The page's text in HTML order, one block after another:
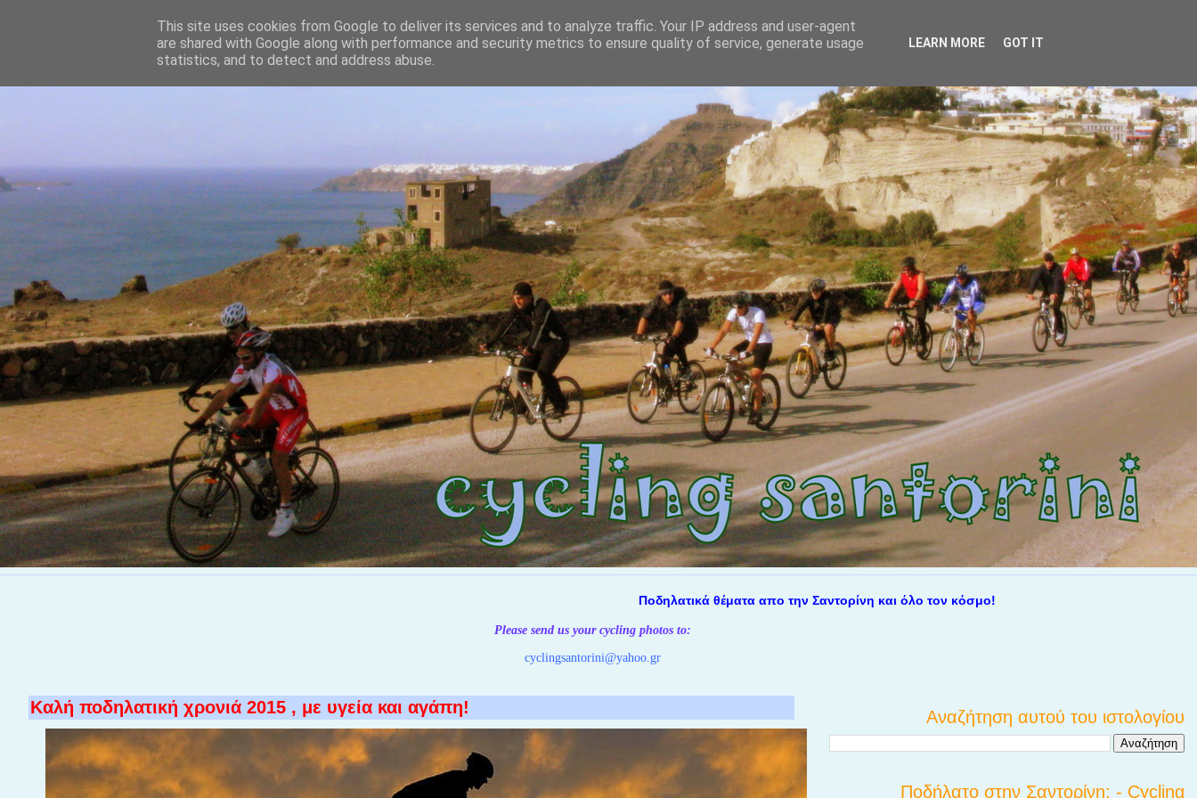
Ποδηλατικά θέματα απο την Σαντορίνη και όλο τον κόσμο!
Please send us your cycling photos to:
cyclingsantorini@yahoo.gr
Καλή ποδηλατική χρονιά 2015 , με υγεία και αγάπη! Αναζήτηση αυτού του ιστολογίου
Ποδήλατο στην Σαντορίνη; - Cycling
This site uses cookies from Google to deliver its services and to analyze traffic. Your IP address and user-agent
are shared with Google along with performance and security metrics to ensure quality of service, generate usage
statistics, and to detect and address abuse.
LEARN MORE GOT IT